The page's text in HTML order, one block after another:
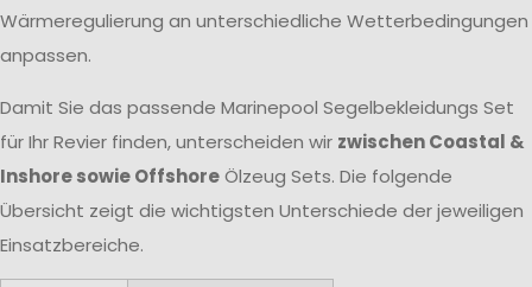
Wärmeregulierung an unterschiedliche Wetterbedingungen
anpassen.
Damit Sie das passende Marinepool Segelbekleidungs Set
für Ihr Revier finden, unterscheiden wir zwischen Coastal &
Inshore sowie OffshoreÖlzeug Sets. Die folgende
Übersicht zeigt die wichtigsten Unterschiede der jeweiligen
Einsatzbereiche.